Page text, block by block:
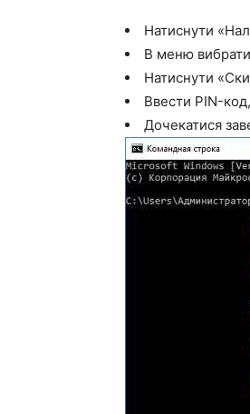
Натиснути
В меню вибрати
Натиснути
Ввести PIN-
Дочекатися